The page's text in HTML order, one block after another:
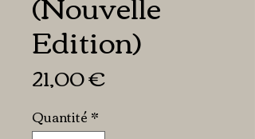
Edition)
21,00 €Prix
Quantité *